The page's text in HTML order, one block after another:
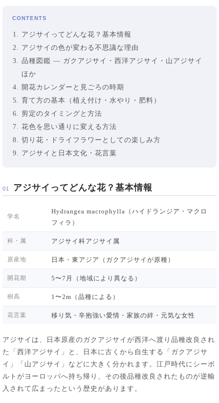
CONTENTS
アジサイってどんな花？基本情報
アジサイの色が変わる不思議な理由
品種図鑑 — ガクアジサイ・西洋アジサイ・山アジサイ
ほか
開花カレンダーと見ごろの時期
育て方の基本（植え付け・水やり・肥料）
剪定のタイミングと方法
花色を思い通りに変える方法
切り花・ドライフラワーとしての楽しみ方
アジサイと日本文化・花言葉
01 アジサイってどんな花？基本情報
学名
Hydrangea macrophylla（ハイドランジア・マクロ
フィラ）
科・属 アジサイ科アジサイ属
原産地 日本・東アジア（ガクアジサイが原種）
開花期 5〜7月（地域により異なる）
樹高 1〜2m（品種による）
花言葉 移り気・辛抱強い愛情・家族の絆・元気な女性
アジサイは、日本原産のガクアジサイが西洋へ渡り品種改良され
た「西洋アジサイ」と、日本に古くから自生する「ガクアジサ
イ」「山アジサイ」などに大きく分かれます。江戸時代にシーボ
ルトがヨーロッパへ持ち帰り、その後品種改良されたものが逆輸
入されて広まったという歴史があります。